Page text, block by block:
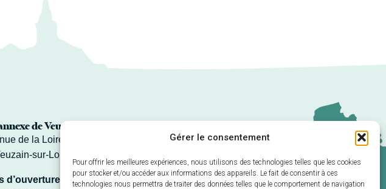
Gérer le consentement
Pour offrir les meilleures expériences, nous utilisons des technologies telles que les cookies
pour stocker et/ou accéder aux informations des appareils. Le fait de consentir à ces
technologies nous permettra de traiter des données telles que le comportement de navigation
de Veuves
de la Loire – Veuves
sur-Loire
d’ouverture :